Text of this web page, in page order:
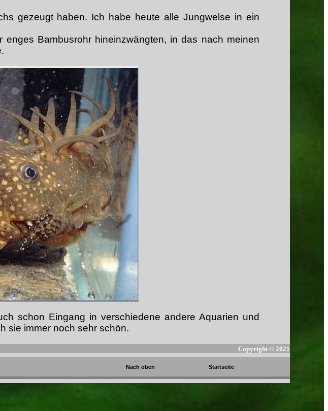
gezeugt haben. Ich habe heute alle Jungwelse in ein
Bambusrohr hineinzwängten, in das nach meinen
schon Eingang in verschiedene andere Aquarien und
sie immer noch sehr schön.
Copyright © 2021
Nach oben Startseite